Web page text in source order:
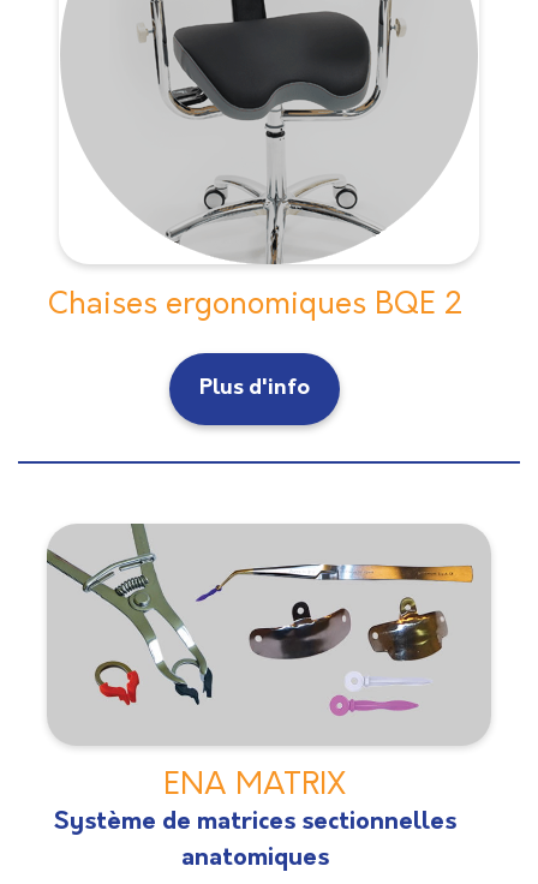
Chaises ergonomiques BQE 2
Plus d'info
ENA MATRIX
Système de matrices sectionnelles
anatomiques